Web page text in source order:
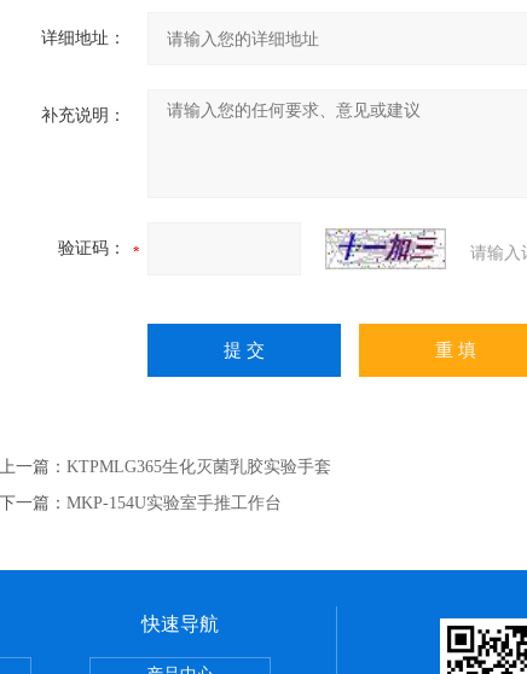
详细地址：
补充说明：
验证码： 请输入
上一篇： KTPMLG365生化灭菌乳胶实验手套
下一篇： MKP-154U实验室手推工作台
快速导航